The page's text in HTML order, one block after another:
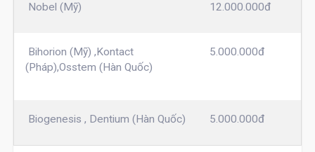
Nobel (Mỹ) 12.000.000đ
Bihorion (Mỹ) ,Kontact
(Pháp),Osstem (Hàn Quốc)
5.000.000đ
Biogenesis , Dentium (Hàn Quốc) 5.000.000đ